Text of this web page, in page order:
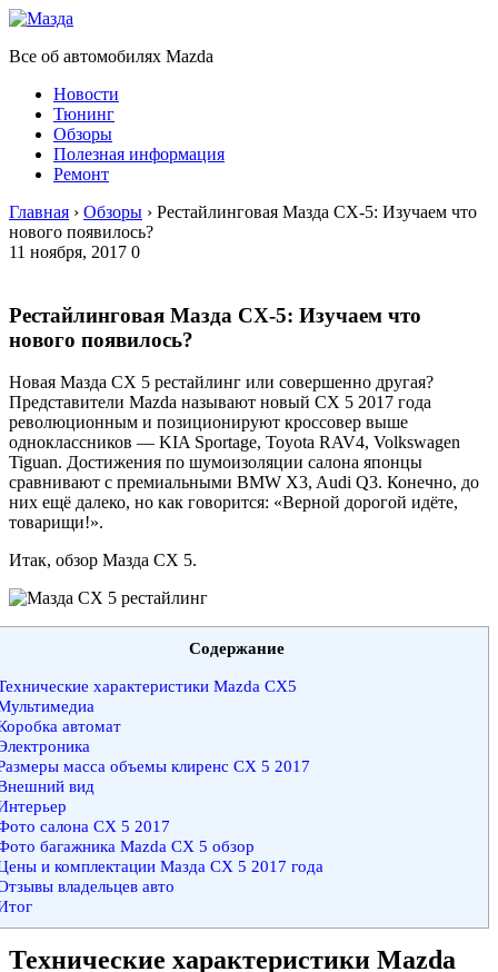
Все об автомобилях Mazda
Новости
Тюнинг
Обзоры
Полезная информация
Ремонт
Главная › Обзоры › Рестайлинговая Мазда СХ-5: Изучаем что
нового появилось?
11 ноября, 2017 0
Рестайлинговая Мазда СХ-5: Изучаем что
нового появилось?
Новая Мазда СХ 5 рестайлинг или совершенно другая?
Представители Mazda называют новый СХ 5 2017 года
революционным и позиционируют кроссовер выше
одноклассников — KIA Sportage, Toyota RAV4, Volkswagen
Tiguan. Достижения по шумоизоляции салона японцы
сравнивают с премиальными BMW X3, Audi Q3. Конечно, до
них ещё далеко, но как говорится: «Верной дорогой идёте,
товарищи!».
Итак, обзор Мазда СХ 5.
Содержание
характеристики Mazda CX5
автомат
масса объемы клиренс СХ 5 2017
вид
салона СХ 5 2017
багажника Mazda CX 5 обзор
и комплектации Мазда СХ 5 2017 года
владельцев авто
Технические характеристики Mazda